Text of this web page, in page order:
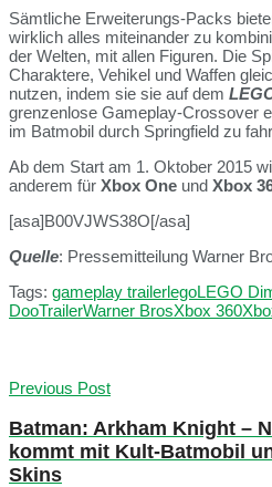
Sämtliche Erweiterungs-Packs
wirklich alles miteinander zu
der Welten, mit allen Figuren. Die
Charaktere, Vehikel und Waffen
nutzen, indem sie sie auf dem
grenzenlose Gameplay-Crossover
im Batmobil durch Springfield zu
Ab dem Start am 1. Oktober 2015
anderem für Xbox One und Xbox
[asa]B00VJWS38O[/asa]
Quelle: Pressemitteilung Warner
Tags: gameplay trailerlegoLEGO
DooTrailerWarner BrosXbox 360
Previous Post
Batman: Arkham Knight –
kommt mit Kult-Batmobil
Skins